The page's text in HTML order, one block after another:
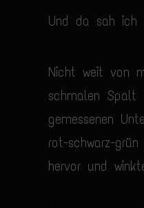
Und da sah ich
Nicht weit von
schmalen Spalt
gemessenen
rot-schwarz-
hervor und